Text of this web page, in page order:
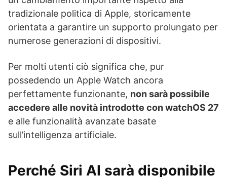
tradizionale politica di Apple, storicamente
orientata a garantire un supporto prolungato per
numerose generazioni di dispositivi.
Per molti utenti ciò significa che, pur
possedendo un Apple Watch ancora
perfettamente funzionante, non sarà possibile
accedere alle novità introdotte con watchOS 27
e alle funzionalità avanzate basate
sull’intelligenza artificiale.
Perché Siri AI sarà disponibile